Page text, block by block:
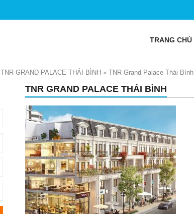
TRANG CHỦ
TNR GRAND PALACE THÁI BÌNH » TNR Grand Palace Thái Bình
TNR GRAND PALACE THÁI BÌNH